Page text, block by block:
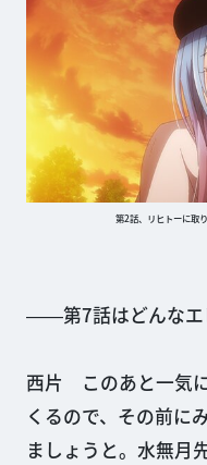
第2話、リヒト
(C) 2020 水無月すう
――第7話はどんなエ
西片 このあと一気
くるので、その前に
ましょうと。水無月